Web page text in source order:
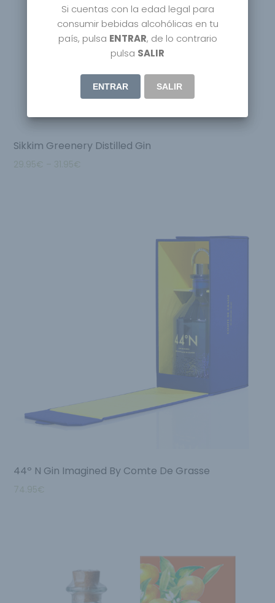
Sikkim Greenery Distilled Gin
29.95€ – 31.95€
44º N Gin Imagined By Comte De Grasse
74.95€
Si cuentas con la edad legal para
consumir bebidas alcohólicas en tu
país, pulsa ENTRAR, de lo contrario
pulsa SALIR
ENTRAR SALIR